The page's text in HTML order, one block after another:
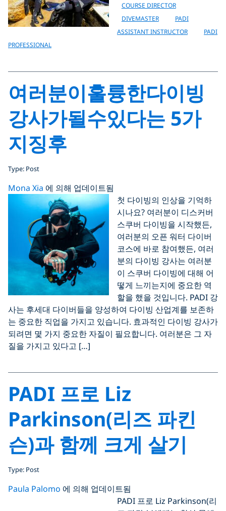
COURSE DIRECTOR
DIVEMASTER
PADI
ASSISTANT INSTRUCTOR
PADI
PROFESSIONAL
여러분이훌륭한다이빙
강사가될수있다는 5가
지징후
Type: Post
Mona Xia 에 의해 업데이트됨
첫 다이빙의 인상을 기억하
시나요? 여러분이 디스커버
스쿠버 다이빙을 시작했든,
여러분의 오픈 워터 다이버
코스에 바로 참여했든, 여러
분의 다이빙 강사는 여러분
이 스쿠버 다이빙에 대해 어
떻게 느끼는지에 중요한 역
할을 했을 것입니다. PADI 강
사는 후세대 다이버들을 양성하여 다이빙 산업계를 보존하
는 중요한 직업을 가지고 있습니다. 효과적인 다이빙 강사가
되려면 몇 가지 중요한 자질이 필요합니다. 여러분은 그 자
질을 가지고 있다고 […]
PADI 프로 Liz
Parkinson(리즈 파킨
슨)과 함께 크게 살기
Type: Post
Paula Palomo 에 의해 업데이트됨
PADI 프로 Liz Parkinson(리